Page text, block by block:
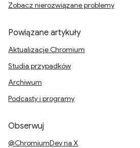
Zobacz nierozwiązane problemy
Powiązane artykuły
Aktualizacje Chromium
Studia przypadków
Archiwum
Podcasty i programy
Obserwuj
@ChromiumDev na X